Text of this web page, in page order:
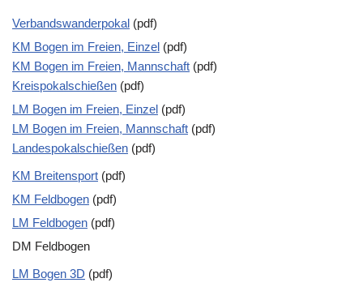
Verbandswanderpokal (pdf)
KM Bogen im Freien, Einzel (pdf)
KM Bogen im Freien, Mannschaft (pdf)
Kreispokalschießen (pdf)
LM Bogen im Freien, Einzel (pdf)
LM Bogen im Freien, Mannschaft (pdf)
Landespokalschießen (pdf)
KM Breitensport (pdf)
KM Feldbogen (pdf)
LM Feldbogen (pdf)
DM Feldbogen
LM Bogen 3D (pdf)